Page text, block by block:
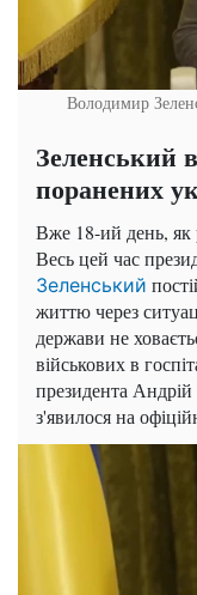
Володимир
Зеленський
поранених
Вже 18-ий день, як
Весь цей час
Зеленський
життю через
держави не
військових в
президента Андрій
з'явилося на